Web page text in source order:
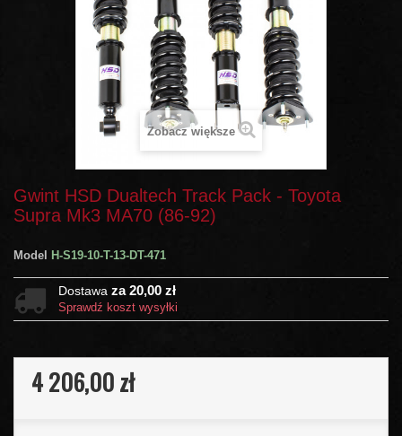
Zobacz większe
Gwint HSD Dualtech Track Pack - Toyota
Supra Mk3 MA70 (86-92)
Model H-S19-10-T-13-DT-471
Dostawa za 20,00 zł
Sprawdź koszt wysyłki
4 206,00 zł